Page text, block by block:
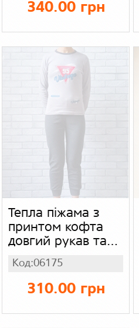
340.00 грн
Тепла піжама з
принтом кофта
довгий рукав та
штани на манжеті
для хлопчика
підліток, інтерлок
Код:06175
310.00 грн